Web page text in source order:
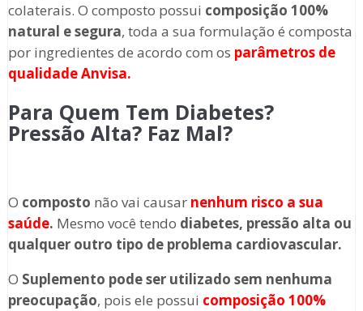
colaterais. O composto possui composição 100%
natural e segura, toda a sua formulação é composta
por ingredientes de acordo com os parâmetros de
qualidade Anvisa.
Para Quem Tem Diabetes?
Pressão Alta? Faz Mal?
O composto não vai causar nenhum risco a sua
saúde. Mesmo você tendo diabetes, pressão alta ou
qualquer outro tipo de problema cardiovascular.
O Suplemento pode ser utilizado sem nenhuma
preocupação, pois ele possui composição 100%